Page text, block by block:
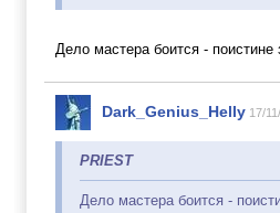
Дело мастера боится -
Dark_Genius_Helly 17/
PRIEST
Дело мастера боится -